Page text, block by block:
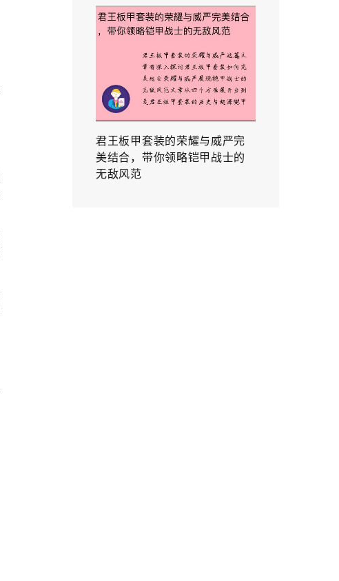
君王板甲套装的荣耀与威严完
美结合，带你领略铠甲战士的
无敌风范